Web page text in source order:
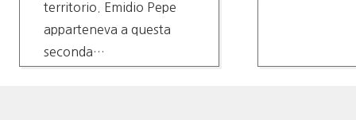
territorio. Emidio Pepe
apparteneva a questa
seconda…